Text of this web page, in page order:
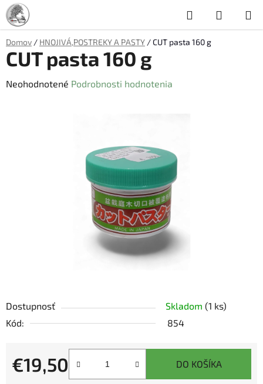
Prejsť
na
obsah
Hľadať
KOŠÍK
Domov / HNOJIVÁ,POSTREKY A PASTY /CUT pasta 160 g
Dostupnosť Skladom (1 ks)
Kód:
854
€19,50 DO KOŠÍKA
CUT pasta 160 g
Priemerné
Neohodnotené Podrobnosti hodnotenia